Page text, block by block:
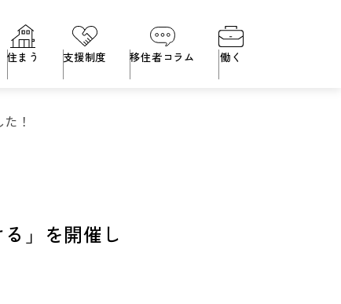
住まう 支援制度 移住者コラム 働く
！
」を開催し